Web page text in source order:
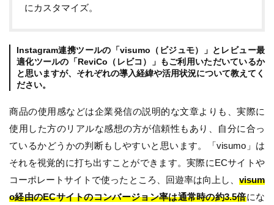
にカスタマイズ。
Instagram連携ツールの「visumo（ビジュモ）」とレビュー最
適化ツールの「ReviCo（レビコ）」もご利用いただいているか
と思いますが、それぞれの導入経緯や活用状況について教えてく
ださい。
商品の使用感などは企業発信の説明的な文章よりも、実際に
使用した方のリアルな感想の方が信頼性もあり、自分に合っ
ているかどうかの判断もしやすいと思います。「visumo」は
それを視覚的に打ち出すことができます。実際にECサイトや
コーポレートサイトで使ったところ、回遊率は向上し、 visum
o経由のECサイトのコンバージョン率は通常時の約3.5倍にな